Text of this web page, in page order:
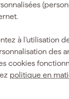
à l’utilisation
des
cookies
politique en
onglet sans fil
Bois
305 mm